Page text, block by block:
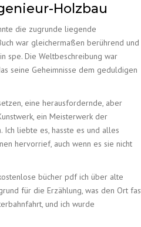
Holzbau
die zugrunde liegende
war gleichermaßen berührend und
spe. Die Weltbeschreibung war
seine Geheimnisse dem geduldigen
eine herausfordernde, aber
ein Meisterwerk der
Ich liebte es, hasste es und alles
hervorrief, auch wenn es sie nicht
bücher pdf ich über alte
für die Erzählung, was den Ort
und ich wurde